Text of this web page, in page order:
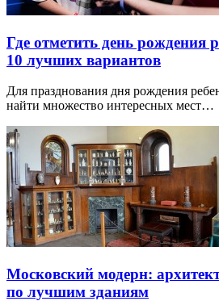
Где отметить день рождения
10 лучших вариантов
Для празднования дня рождения
найти множество интересных мест…
Московский модерн:
по лучшим зданиям